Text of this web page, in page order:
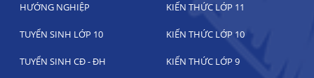
HƯỚNG NGHIỆP KIẾN THỨC LỚP 11
TUYỂN SINH LỚP 10 KIẾN THỨC LỚP 10
TUYỂN SINH CĐ - ĐH KIẾN THỨC LỚP 9